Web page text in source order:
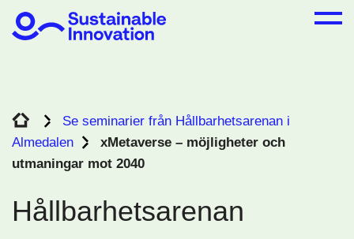
Se seminarier från Hållbarhetsarenan i
Almedalen
xMetaverse – möjligheter och
utmaningar mot 2040
Hållbarhetsarenan